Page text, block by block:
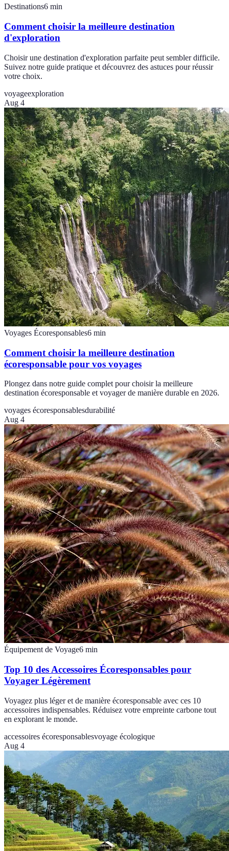
Destinations6 min
Comment choisir la meilleure destination
d'exploration
Choisir une destination d'exploration parfaite peut sembler difficile.
Suivez notre guide pratique et découvrez des astuces pour réussir
votre choix.
voyageexploration
Aug 4
Voyages Écoresponsables6 min
Comment choisir la meilleure destination
écoresponsable pour vos voyages
Plongez dans notre guide complet pour choisir la meilleure
destination écoresponsable et voyager de manière durable en 2026.
voyages écoresponsablesdurabilité
Aug 4
Équipement de Voyage6 min
Top 10 des Accessoires Écoresponsables pour
Voyager Légèrement
Voyagez plus léger et de manière écoresponsable avec ces 10
accessoires indispensables. Réduisez votre empreinte carbone tout
en explorant le monde.
accessoires écoresponsablesvoyage écologique
Aug 4